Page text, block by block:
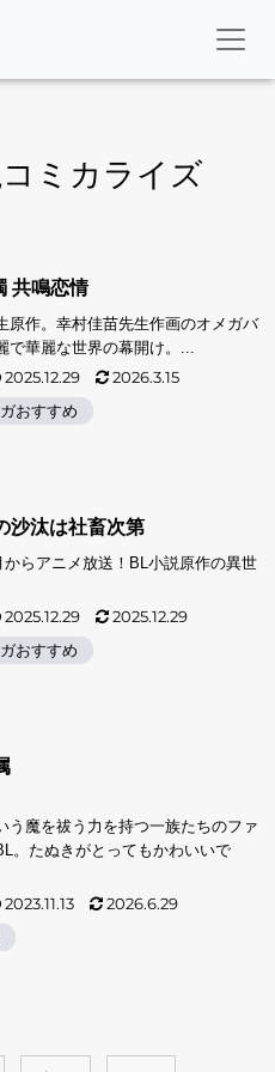
ミカライズ
共鳴恋情
原作。幸村佳苗先生作画のオメガバ
で華麗な世界の幕開け。...
2025.12.29
2026.3.15
おすすめ
沙汰は社畜次第
からアニメ放送！BL小説原作の異世
2025.12.29
2025.12.29
おすすめ
う魔を祓う力を持つ一族たちのファ
。たぬきがとってもかわいいで
2023.11.13
2026.6.29